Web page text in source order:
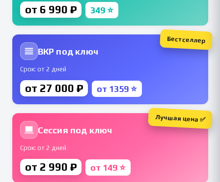
от 6 990 ₽ 349 ⭐
ВКР под ключ
Срок: от 2 дней
от 27 000 ₽ от 1359 ⭐
Бестселлер
Сессия под ключ
Срок: от 2 дней
от 2 990 ₽ от 149 ⭐
Лучшая цена ✅